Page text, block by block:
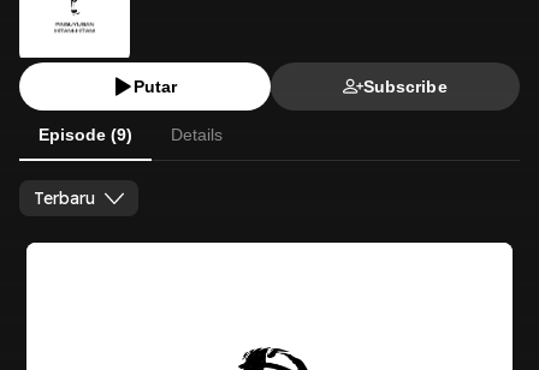
Putar Subscribe
Episode (9) Details
Terbaru